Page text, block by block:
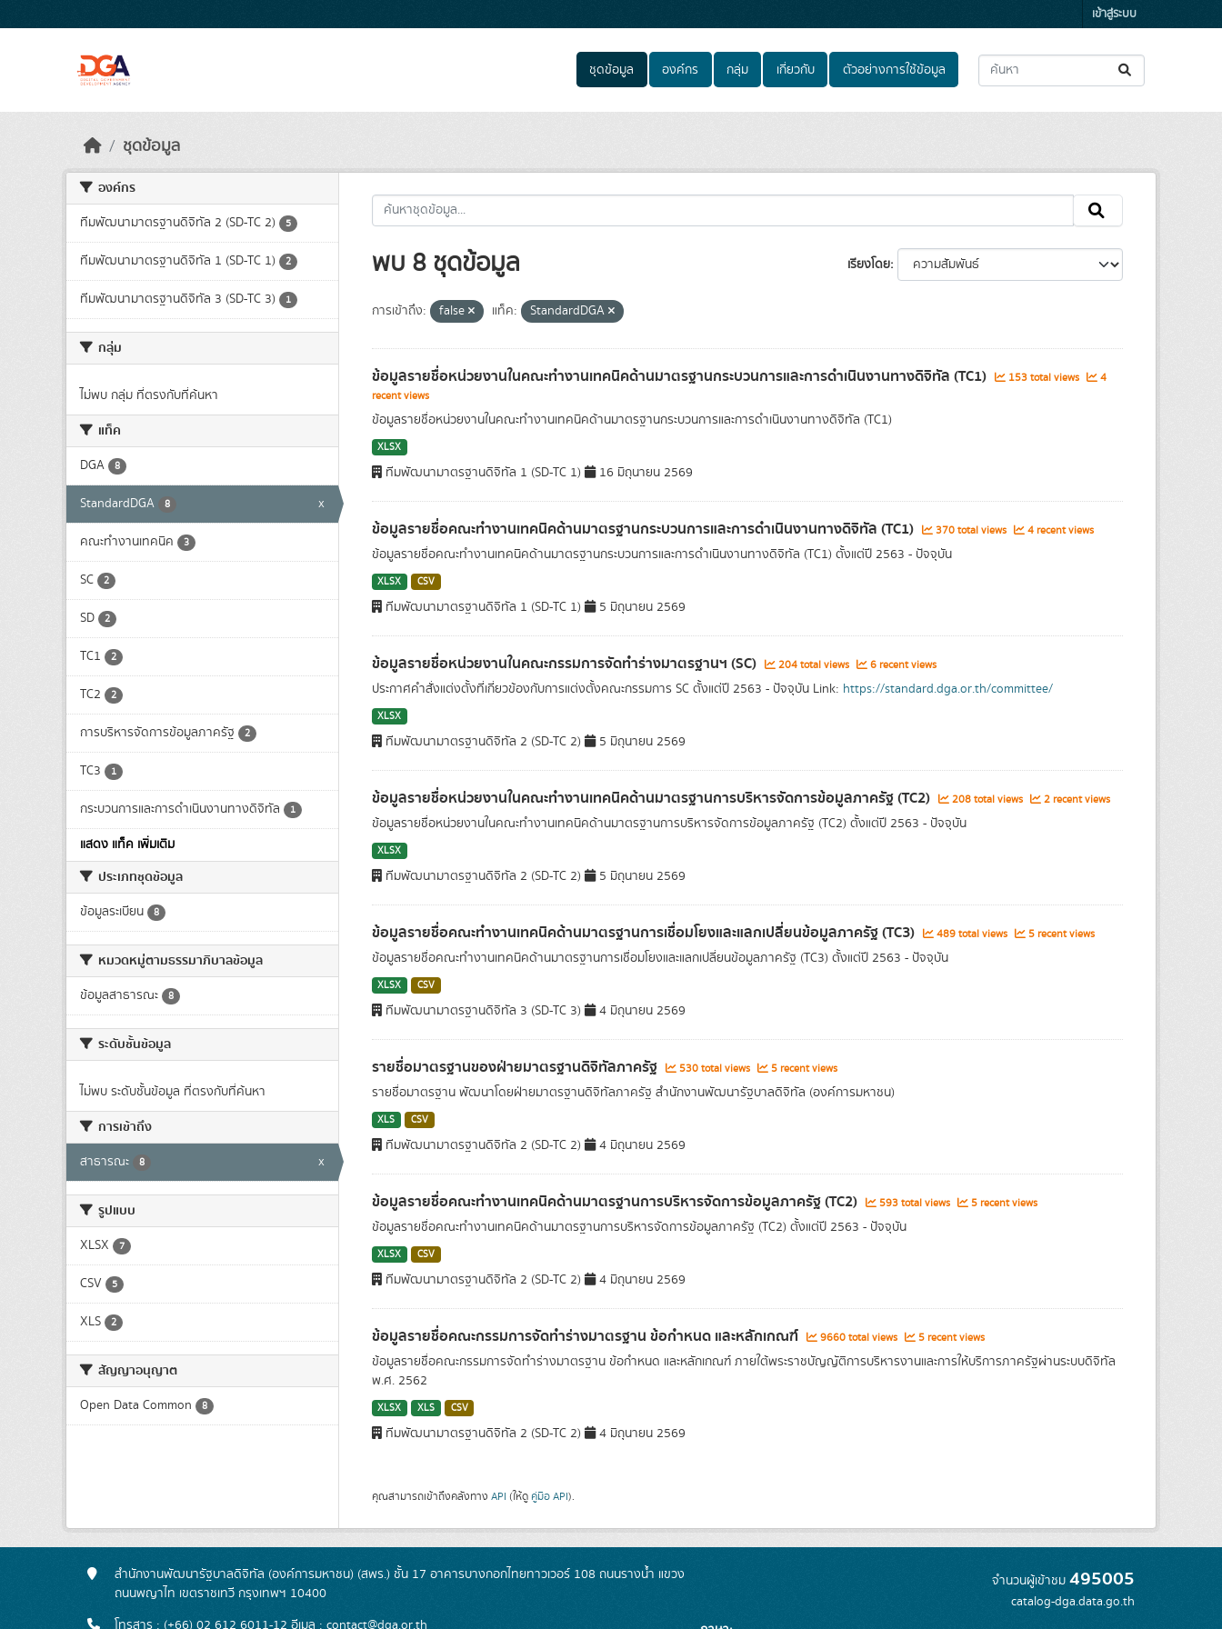
เข้าสู่ระบบ
ชุดข้อมูล องค์กร กลุ่ม เกี่ยวกับ ตัวอย่างการใช้ข้อมูล
ชุดข้อมูล
องค์กร
ทีมพัฒนามาตรฐานดิจิทัล 2 (SD-TC 2) 5
ทีมพัฒนามาตรฐานดิจิทัล 1 (SD-TC 1) 2
ทีมพัฒนามาตรฐานดิจิทัล 3 (SD-TC 3) 1
กลุ่ม
ไม่พบ กลุ่ม ที่ตรงกับที่ค้นหา
แท็ค
DGA 8
StandardDGA 8 x
คณะทำงานเทคนิค 3
SC 2
SD 2
TC1 2
TC2 2
การบริหารจัดการข้อมูลภาครัฐ 2
TC3 1
กระบวนการและ​การดำเนินงานทางดิจิทัล 1
แสดง แท็ค เพิ่มเติม
ประเภทชุดข้อมูล
ข้อมูลระเบียน 8
หมวดหมู่ตามธรรมาภิบาลข้อมูล
ข้อมูลสาธารณะ 8
ระดับชั้นข้อมูล
ไม่พบ ระดับชั้นข้อมูล ที่ตรงกับที่ค้นหา
การเข้าถึง
สาธารณะ 8 x
รูปแบบ
XLSX 7
CSV 5
XLS 2
สัญญาอนุญาต
Open Data Common 8
เรียงโดย
พบ 8 ชุดข้อมูล
การเข้าถึง: false แท็ค: StandardDGA
ข้อมูลรายชื่อหน่วยงานในคณะทำงานเทคนิคด้านมาตรฐานกระบวนการและการดำเนินงานทางดิจิทัล (TC1) 153 total views
4
recent views
ข้อมูลรายชื่อหน่วยงานในคณะทำงานเทคนิคด้านมาตรฐานกระบวนการและการดำเนินงานทางดิจิทัล (TC1)
XLSX
ทีมพัฒนามาตรฐานดิจิทัล 1 (SD-TC 1) 16 มิถุนายน 2569
ข้อมูลรายชื่อคณะทำงานเทคนิคด้านมาตรฐานกระบวนการและ​การดำเนินงานทางดิจิทัล​ (TC1) 370 total views 4 recent views
ข้อมูลรายชื่อคณะทำงานเทคนิคด้านมาตรฐานกระบวนการและ​การดำเนินงานทางดิจิทัล​ (TC1) ตั้งแต่ปี 2563 - ปัจจุบัน
XLSX CSV
ทีมพัฒนามาตรฐานดิจิทัล 1 (SD-TC 1) 5 มิถุนายน 2569
ข้อมูลรายชื่อหน่วยงานในคณะกรรมการจัดทำร่างมาตรฐานฯ (SC) 204 total views 6 recent views
ประกาศคำสั่งแต่งตั้งที่เกี่ยวข้องกับการแต่งตั้งคณะกรรมการ SC ตั้งแต่ปี 2563 - ปัจจุบัน Link: https://standard.dga.or.th/committee/
XLSX
ทีมพัฒนามาตรฐานดิจิทัล 2 (SD-TC 2) 5 มิถุนายน 2569
ข้อมูลรายชื่อหน่วยงานในคณะทำงานเทคนิคด้านมาตรฐานการบริหารจัดการข้อมูลภาครัฐ (TC2) 208 total views 2 recent views
ข้อมูลรายชื่อหน่วยงานในคณะทำงานเทคนิคด้านมาตรฐานการบริหารจัดการข้อมูลภาครัฐ (TC2) ตั้งแต่ปี 2563 - ปัจจุบัน
XLSX
ทีมพัฒนามาตรฐานดิจิทัล 2 (SD-TC 2) 5 มิถุนายน 2569
ข้อมูลรายชื่อคณะทำงานเทคนิคด้านมาตรฐานการเชื่อมโยงและแลกเปลี่ยนข้อมูลภาครัฐ (TC3) 489 total views 5 recent views
ข้อมูลรายชื่อคณะทำงานเทคนิคด้านมาตรฐานการเชื่อมโยงและแลกเปลี่ยนข้อมูลภาครัฐ (TC3) ตั้งแต่ปี 2563 - ปัจจุบัน
XLSX CSV
ทีมพัฒนามาตรฐานดิจิทัล 3 (SD-TC 3) 4 มิถุนายน 2569
รายชื่อมาตรฐานของฝ่ายมาตรฐานดิจิทัลภาครัฐ 530 total views 5 recent views
รายชื่อมาตรฐาน พัฒนาโดยฝ่ายมาตรฐานดิจิทัลภาครัฐ สำนักงานพัฒนารัฐบาลดิจิทัล (องค์การมหาชน)
XLS CSV
ทีมพัฒนามาตรฐานดิจิทัล 2 (SD-TC 2) 4 มิถุนายน 2569
ข้อมูลรายชื่อคณะทำงานเทคนิคด้านมาตรฐานการบริหารจัดการข้อมูลภาครัฐ (TC2) 593 total views 5 recent views
ข้อมูลรายชื่อคณะทำงานเทคนิคด้านมาตรฐานการบริหารจัดการข้อมูลภาครัฐ (TC2) ตั้งแต่ปี 2563 - ปัจจุบัน
XLSX CSV
ทีมพัฒนามาตรฐานดิจิทัล 2 (SD-TC 2) 4 มิถุนายน 2569
ข้อมูลรายชื่อคณะกรรมการจัดทำร่างมาตรฐาน ข้อกำหนด และหลักเกณฑ์ 9660 total views 5 recent views
ข้อมูลรายชื่อคณะกรรมการจัดทำร่างมาตรฐาน ข้อกำหนด และหลักเกณฑ์ ภายใต้พระราชบัญญัติการบริหารงานและการให้บริการภาครัฐผ่านระบบดิจิทัล
พ.ศ. 2562
XLSX XLS CSV
ทีมพัฒนามาตรฐานดิจิทัล 2 (SD-TC 2) 4 มิถุนายน 2569
คุณสามารถเข้าถึงคลังทาง API (ให้ดู คู่มือ API).
สำนักงานพัฒนารัฐบาลดิจิทัล (องค์การมหาชน) (สพร.) ชั้น 17 อาคารบางกอกไทยทาวเวอร์ 108 ถนนรางน้ำ แขวง
ถนนพญาไท เขตราชเทวี กรุงเทพฯ 10400
โทรสาร : (+66) 02 612 6011-12 อีเมล : contact@dga.or.th
จำนวนผู้เข้าชม 495005
catalog-dga.data.go.th